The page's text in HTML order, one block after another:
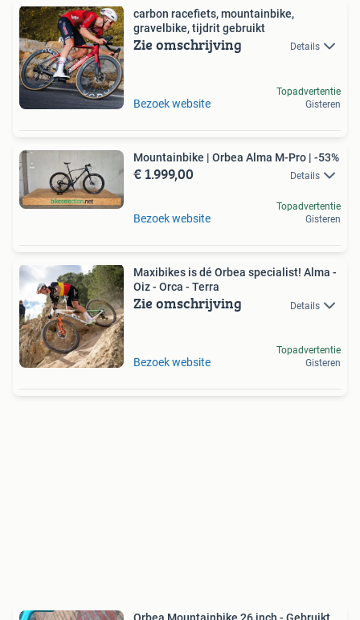
carbon racefiets, mountainbike,
gravelbike, tijdrit gebruikt
Zie omschrijving Details
Bezoek website
Topadvertentie
Gisteren
Mountainbike | Orbea Alma M-Pro | -53%
€ 1.999,00 Details
Bezoek website
Topadvertentie
Gisteren
Maxibikes is dé Orbea specialist! Alma -
Oiz - Orca - Terra
Zie omschrijving Details
Bezoek website
Topadvertentie
Gisteren